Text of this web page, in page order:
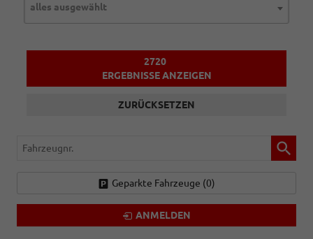
alles ausgewählt
2720
ERGEBNISSE ANZEIGEN
ZURÜCKSETZEN
Fahrzeugnr.
Geparkte Fahrzeuge (0)
ANMELDEN